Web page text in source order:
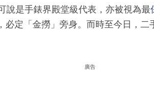
說是手錶界殿堂級代表，亦被視為最
必定「金撈」旁身。而時至今日，二
廣告